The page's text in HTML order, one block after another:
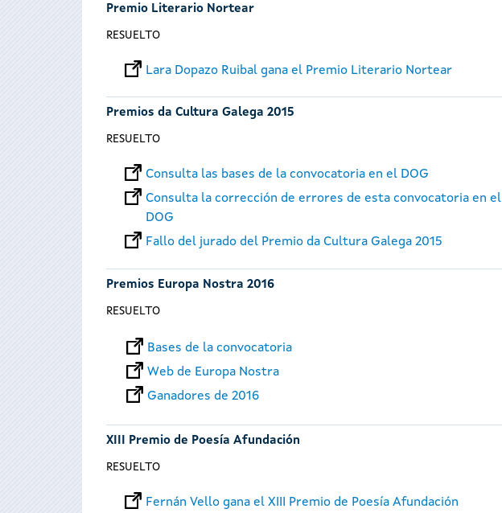
aquí
Premio Literario Nortear
RESUELTO
Lara Dopazo Ruibal gana el Premio Literario Nortear
Premios da Cultura Galega 2015
RESUELTO
Consulta las bases de la convocatoria en el DOG
Consulta la corrección de errores de esta convocatoria en el
DOG
Fallo del jurado del Premio da Cultura Galega 2015
Premios Europa Nostra 2016
RESUELTO
Bases de la convocatoria
Web de Europa Nostra
Ganadores de 2016
XIII Premio de Poesía Afundación
RESUELTO
Fernán Vello gana el XIII Premio de Poesía Afundación